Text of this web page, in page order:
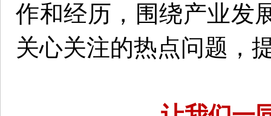
作和经历，围绕产业发
关心关注的热点问题，